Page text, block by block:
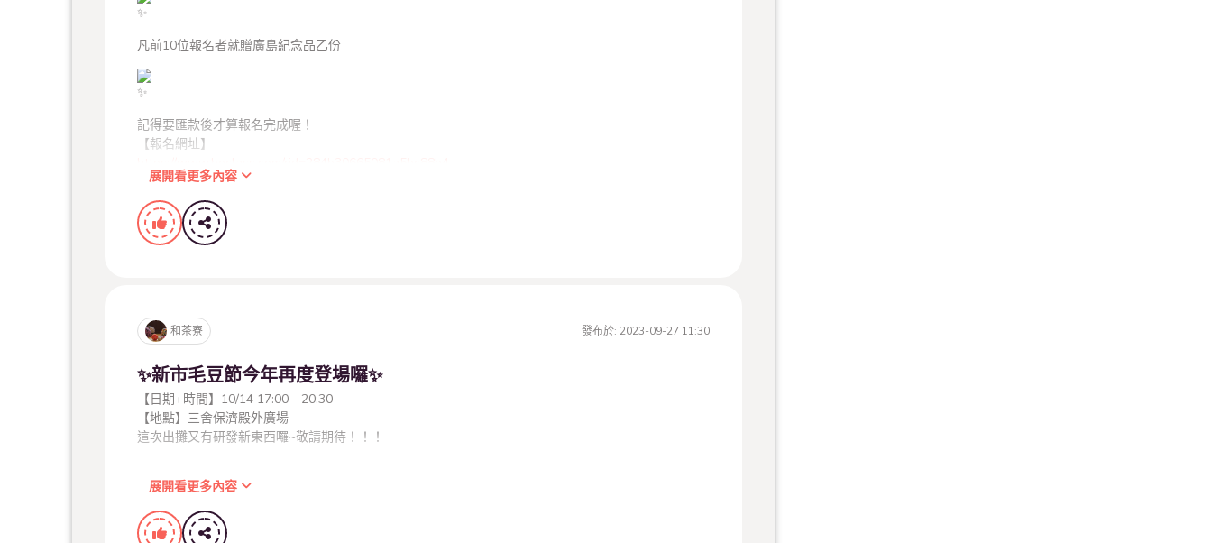
沒錯!～今年度總爺和風文化祭將特別與日本廣島縣合作
，推出「
#三次人形等精彩的職人手藝與臺灣的朋友們分享交流
，自9月16日至12月10日止於總爺藝文中心紅樓A、B展間盛大展出
，現場還有#廣島紙鶴塔
的紙鶴祈願互動，歡迎到現場親手摺出紙鶴祝福，我們將會將您的珍貴心意寄
回廣島縣
此外，9月16日、9月17日，和風文化祭的開幕活動將帶來精湛的日本和太鼓vs.臺灣鳳天神鼓國際合
驗與和風市集，歡迎大家來到有著典雅日式建築的總爺藝文中心與我們同樂哦。
凡前10位報名者就贈廣島紀念品乙份
記得要匯款後才算報名完成喔！
【報名網址】
【日期】 2023 / 10 / 7 (六)
【地點】總爺藝文中心-招待所二樓
（台南市麻豆區南勢里總爺5號）
【費用】$ 2 0 0 / 人
帳號:11203-5003137
戶名: 和茶寮商號李退之
#總爺藝文中心 #2023總爺和風文化祭
#廣島縣傳統工藝特展
#和風市集
#廣島
展開看更多內容
和茶寮 發布於: 2023-09-27 11:30
✨新市毛豆節今年再度登場囉✨
【日期+時間】10/14 17:00 - 20:30
【地點】三舍保濟殿外廣場
這次出攤又有研發新東西囉~敬請期待！！！
展開看更多內容